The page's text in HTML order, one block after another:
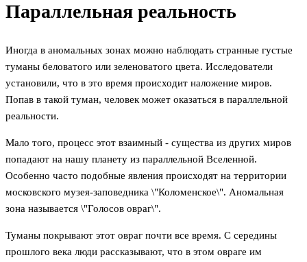
Параллельная реальность
Иногда в аномальных зонах можно наблюдать странные густые
туманы беловатого или зеленоватого цвета. Исследователи
установили, что в это время происходит наложение миров.
Попав в такой туман, человек может оказаться в параллельной
реальности.
Мало того, процесс этот взаимный - существа из других миров
попадают на нашу планету из параллельной Вселенной.
Особенно часто подобные явления происходят на территории
московского музея-заповедника \"Коломенское\". Аномальная
зона называется \"Голосов овраг\".
Туманы покрывают этот овраг почти все время. С середины
прошлого века люди рассказывают, что в этом овраге им